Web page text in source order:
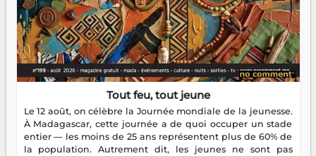
Tout feu, tout jeune
Le 12 août, on célèbre la Journée mondiale de la jeunesse.
À Madagascar, cette journée a de quoi occuper un stade
entier — les moins de 25 ans représentent plus de 60% de
la population. Autrement dit, les jeunes ne sont pas